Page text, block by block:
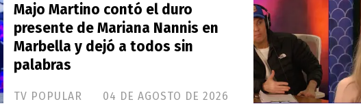
Majo Martino contó el duro
presente de Mariana Nannis en
Marbella y dejó a todos sin
palabras
TV POPULAR 04 DE AGOSTO DE 2026